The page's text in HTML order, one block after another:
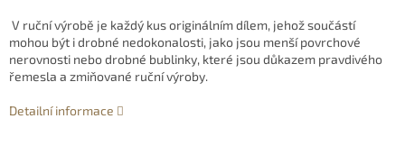
V ruční výrobě je každý kus originálním dílem, jehož součástí
mohou být i drobné nedokonalosti, jako jsou menší povrchové
nerovnosti nebo drobné bublinky, které jsou důkazem pravdivého
řemesla a zmiňované ruční výroby.
Detailní informace